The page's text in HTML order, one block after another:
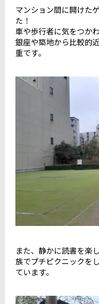
マンション間に開けた
た！
車や歩行者に気をつか
銀座や築地から比較的
重です。
また、静かに読書を楽
族でプチピクニックを
ています。